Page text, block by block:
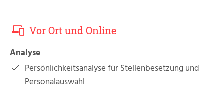
Demografie Management
Unternehmens­­übergaben
Menschen entwickeln
Vor Ort und Online
Analyse
Persönlichkeitsanalyse für Stellenbesetzung und
Personalauswahl